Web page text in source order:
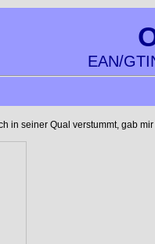
EAN/
in seiner Qual verstummt, gab